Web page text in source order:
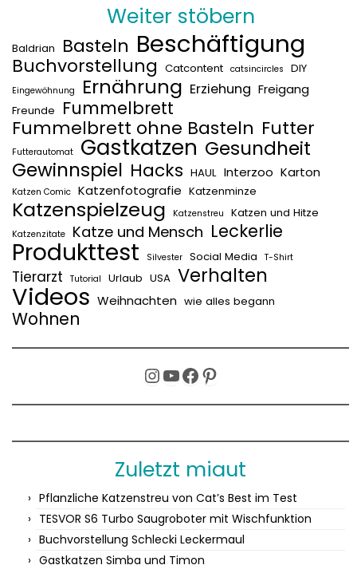
Weiter stöbern
Baldrian Basteln Beschäftigung
Buchvorstellung Catcontent catsincircles DIY
Eingewöhnung Ernährung Erziehung Freigang
Freunde Fummelbrett
Fummelbrett ohne Basteln Futter
Futterautomat Gastkatzen Gesundheit
Gewinnspiel Hacks HAUL Interzoo Karton
Katzen Comic Katzenfotografie Katzenminze
Katzenspielzeug Katzenstreu Katzen und Hitze
Katzenzitate Katze und Mensch Leckerlie
Produkttest Silvester Social Media T-Shirt
Tierarzt Tutorial Urlaub USA Verhalten
Videos Weihnachten wie alles begann
Wohnen
Instagram
YouTube
Facebook
Pinterest
Zuletzt miaut
Pflanzliche Katzenstreu von Cat’s Best im Test
TESVOR S6 Turbo Saugroboter mit Wischfunktion
Buchvorstellung Schlecki Leckermaul
Gastkatzen Simba und Timon